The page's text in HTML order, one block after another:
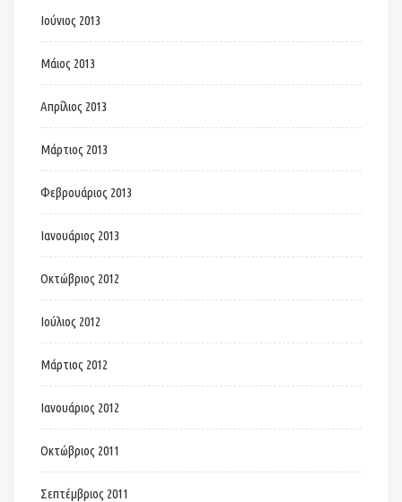
Ιούνιος 2013
Μάιος 2013
Απρίλιος 2013
Μάρτιος 2013
Φεβρουάριος 2013
Ιανουάριος 2013
Οκτώβριος 2012
Ιούλιος 2012
Μάρτιος 2012
Ιανουάριος 2012
Οκτώβριος 2011
Σεπτέμβριος 2011